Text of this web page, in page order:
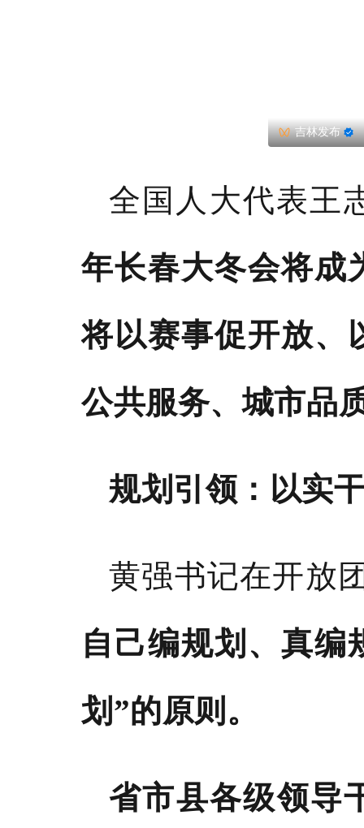
吉林发布
全国人大代表王
年长春大冬会将成
将以赛事促开放、
公共服务、城市品
规划引领：以实
黄强书记在开放
自己编规划、真编
划 ”的原则 。
省市县各级领导